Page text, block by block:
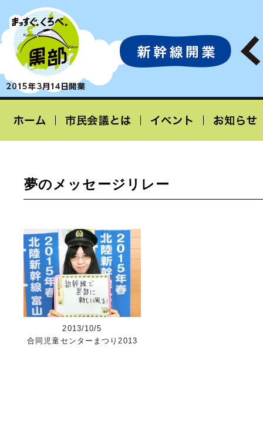
夢のメッセージリレー
2013/10/5
合同児童センターまつり2013